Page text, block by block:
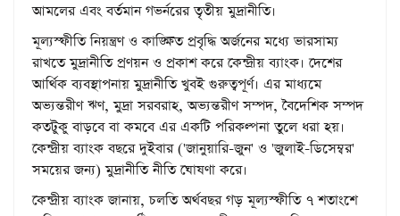
আমলের এবং বর্তমান গভর্নরের তৃতীয় মুদ্রানীতি।
মূল্যস্ফীতি নিয়ন্ত্রণ ও কাঙ্ক্ষিত প্রবৃদ্ধি অর্জনের মধ্যে ভারসাম্য
রাখতে মুদ্রানীতি প্রণয়ন ও প্রকাশ করে কেন্দ্রীয় ব্যাংক। দেশের
আর্থিক ব্যবস্থাপনায় মুদ্রানীতি খুবই গুরুত্বপূর্ণ। এর মাধ্যমে
অভ্যন্তরীণ ঋণ, মুদ্রা সরবরাহ, অভ্যন্তরীণ সম্পদ, বৈদেশিক সম্পদ
কতটুকু বাড়বে বা কমবে এর একটি পরিকল্পনা তুলে ধরা হয়।
কেন্দ্রীয় ব্যাংক বছরে দুইবার ('জানুয়ারি-জুন' ও 'জুলাই-ডিসেম্বর'
সময়ের জন্য) মুদ্রানীতি নীতি ঘোষণা করে।
কেন্দ্রীয় ব্যাংক জানায়, চলতি অর্থবছর গড় মূল্যস্ফীতি ৭ শতাংশে